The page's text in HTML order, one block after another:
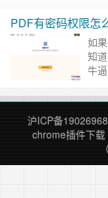
PDF有密码权限怎
如
知
牛
工
沪ICP备
chrome插件下载